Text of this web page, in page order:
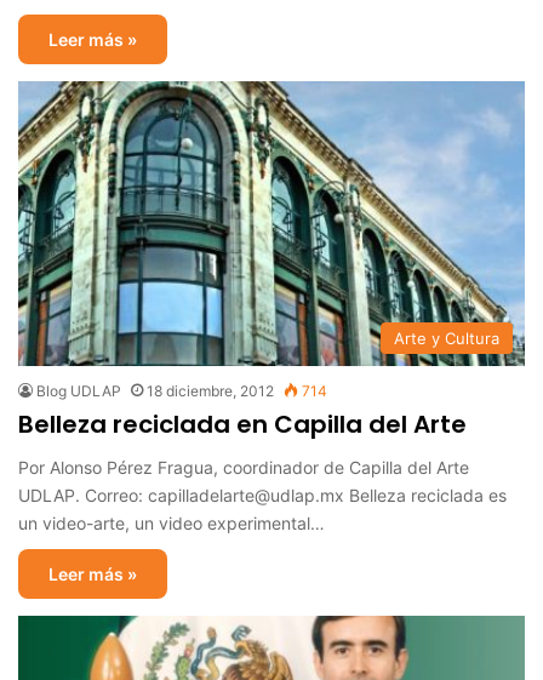
Leer más »
Arte y Cultura
Blog UDLAP 18 diciembre, 2012 714
Belleza reciclada en Capilla del Arte
Por Alonso Pérez Fragua, coordinador de Capilla del Arte
UDLAP. Correo: capilladelarte@udlap.mx Belleza reciclada es
un video-arte, un video experimental…
Leer más »